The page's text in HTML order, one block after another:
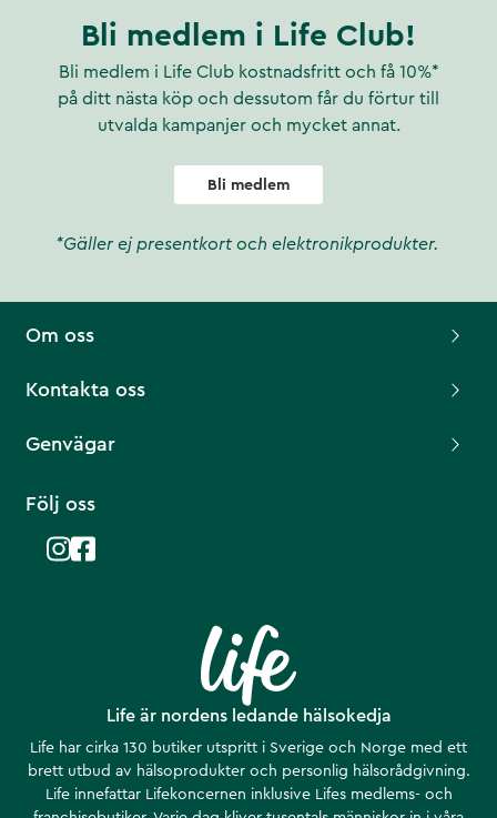
Bli medlem i Life Club!
Bli medlem i Life Club kostnadsfritt och få 10%*
på ditt nästa köp och dessutom får du förtur till
utvalda kampanjer och mycket annat.
Bli medlem
*Gäller ej presentkort och elektronikprodukter.
Life är nordens ledande hälsokedja
Life har cirka 130 butiker utspritt i Sverige och Norge med ett
brett utbud av hälsoprodukter och personlig hälsorådgivning.
Life innefattar Lifekoncernen inklusive Lifes medlems- och
Om oss
Kontakta oss
Genvägar
Följ oss